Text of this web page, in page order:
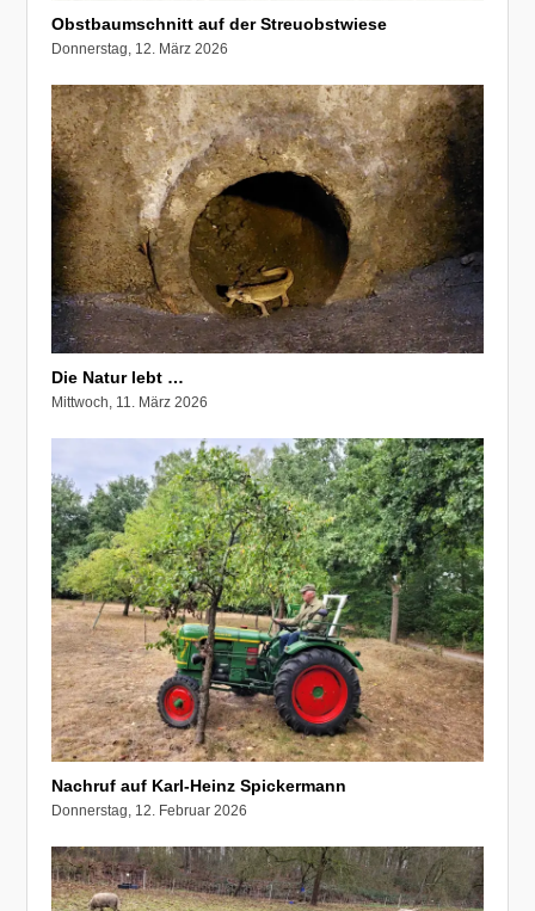
Obstbaumschnitt auf der Streuobstwiese
Donnerstag, 12. März 2026
Die Natur lebt …
Mittwoch, 11. März 2026
Nachruf auf Karl-Heinz Spickermann
Donnerstag, 12. Februar 2026